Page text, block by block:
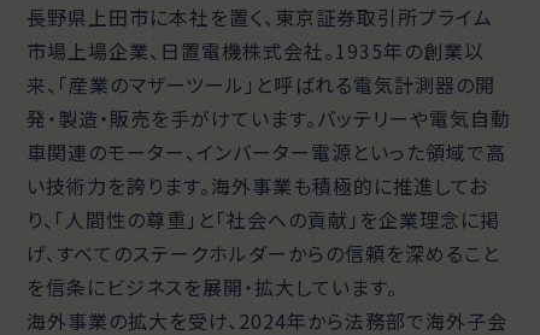
長野県上田市に本社を置く、東京証券取引所プライム
市場上場企業、日置電機株式会社。1935年の創業以
来、「産業のマザーツール」と呼ばれる電気計測器の開
発・製造・販売を手がけています。バッテリーや電気自動
車関連のモーター、インバーター電源といった領域で高
い技術力を誇ります。海外事業も積極的に推進してお
り、「人間性の尊重」と「社会への貢献」を企業理念に掲
げ、すべてのステークホルダーからの信頼を深めること
を信条にビジネスを展開・拡大しています。
海外事業の拡大を受け、2024年から法務部で海外子会